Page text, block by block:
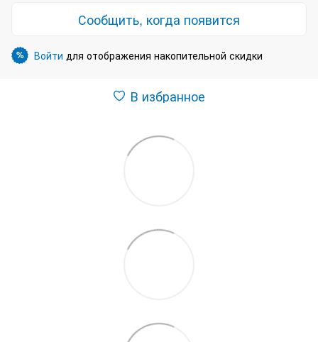
Сообщить, когда появится
% Войти для отображения накопительной скидки
В избранное